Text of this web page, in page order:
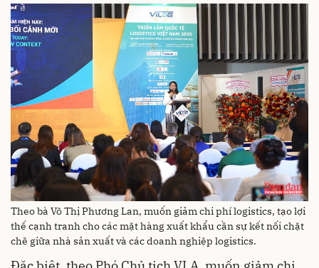
Theo bà Võ Thị Phương Lan, muốn giảm chi phí logistics, tạo lợi
thế cạnh tranh cho các mặt hàng xuất khẩu cần sự kết nối chặt
chẽ giữa nhà sản xuất và các doanh nghiệp logistics.